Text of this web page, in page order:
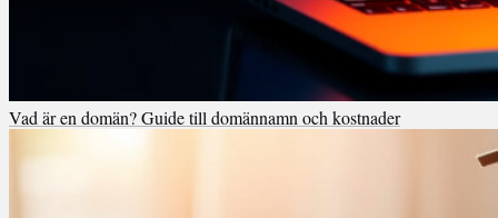
Vad är en domän? Guide till domännamn och kostnader